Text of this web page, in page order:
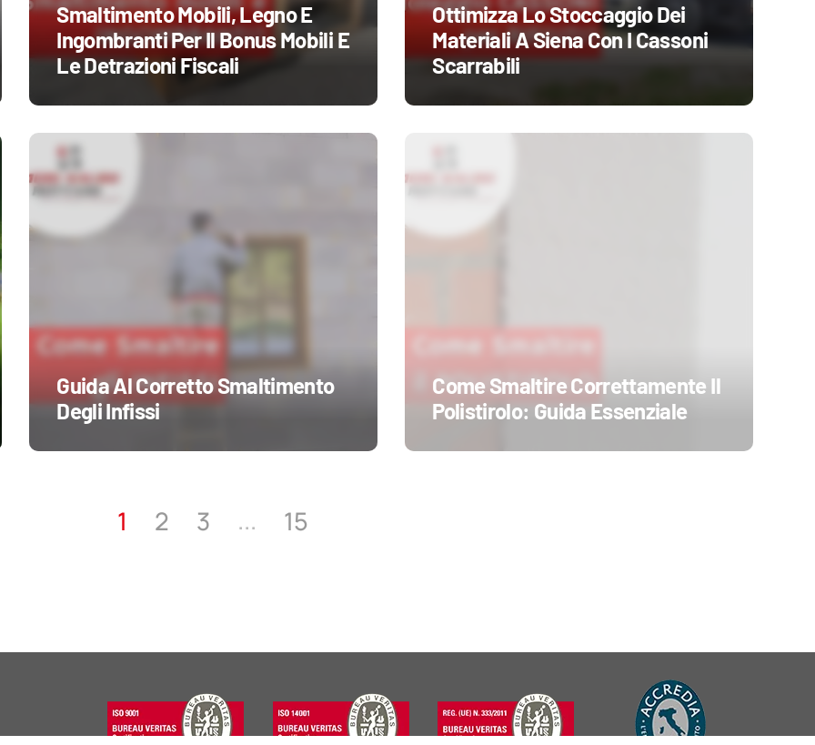
Smaltimento Mobili, Legno E
Ingombranti Per Il Bonus Mobili E
Le Detrazioni Fiscali
Ottimizza Lo Stoccaggio Dei
Materiali A Siena Con I Cassoni
Scarrabili
Guida Al Corretto Smaltimento
Degli Infissi
Come Smaltire Correttamente Il
Polistirolo: Guida Essenziale
1 2 3 ... 15